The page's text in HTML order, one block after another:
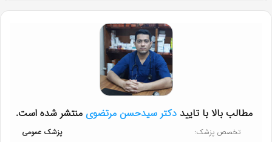
مطالب بالا با تایید دکتر سیدحسن مرتضوی منتشر شده است.
تخصص پزشک: پزشک عمومی